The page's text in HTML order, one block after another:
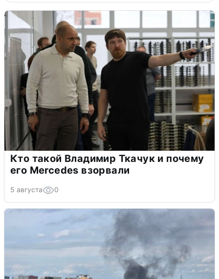
Кто такой Владимир Ткачук и почему
его Mercedes взорвали
5 августа 0